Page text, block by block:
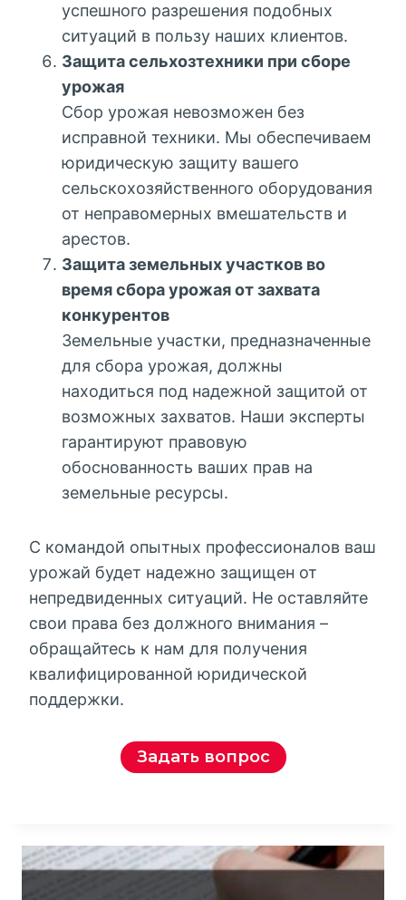
успешного разрешения подобных
ситуаций в пользу наших клиентов.
Защита сельхозтехники при сборе
урожая
Сбор урожая невозможен без
исправной техники. Мы обеспечиваем
юридическую защиту вашего
сельскохозяйственного оборудования
от неправомерных вмешательств и
арестов.
Защита земельных участков во
время сбора урожая от захвата
конкурентов
Земельные участки, предназначенные
для сбора урожая, должны
находиться под надежной защитой от
возможных захватов. Наши эксперты
гарантируют правовую
обоснованность ваших прав на
земельные ресурсы.
С командой опытных профессионалов ваш
урожай будет надежно защищен от
непредвиденных ситуаций. Не оставляйте
свои права без должного внимания –
обращайтесь к нам для получения
квалифицированной юридической
поддержки.
Задать вопрос